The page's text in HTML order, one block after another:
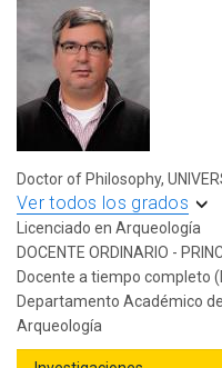
Doctor of Philosophy,
Ver todos los grados
Licenciado en Arqueología
DOCENTE ORDINARIO -
Docente a tiempo completo
Departamento Académico
Arqueología